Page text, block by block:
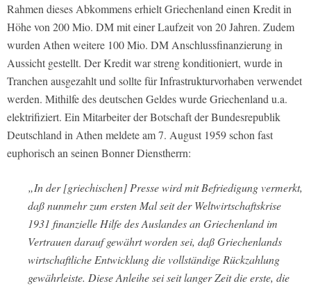
Rahmen dieses Abkommens erhielt Griechenland einen Kredit in
Höhe von 200 Mio. DM mit einer Laufzeit von 20 Jahren. Zudem
wurden Athen weitere 100 Mio. DM Anschlussfinanzierung in
Aussicht gestellt. Der Kredit war streng konditioniert, wurde in
Tranchen ausgezahlt und sollte für Infrastrukturvorhaben verwendet
werden. Mithilfe des deutschen Geldes wurde Griechenland u.a.
elektrifiziert. Ein Mitarbeiter der Botschaft der Bundesrepublik
Deutschland in Athen meldete am 7. August 1959 schon fast
euphorisch an seinen Bonner Dienstherrn:
„In der [griechischen] Presse wird mit Befriedigung vermerkt,
daß nunmehr zum ersten Mal seit der Weltwirtschaftskrise
1931 finanzielle Hilfe des Auslandes an Griechenland im
Vertrauen darauf gewährt worden sei, daß Griechenlands
wirtschaftliche Entwicklung die vollständige Rückzahlung
gewährleiste. Diese Anleihe sei seit langer Zeit die erste, die